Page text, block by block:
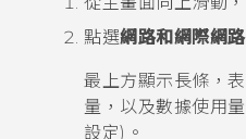
點選網路和網際網路
最上方顯示長條，
量，以及數據使用
設定)。